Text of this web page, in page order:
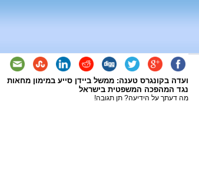
ועדה בקונגרס טענה: ממשל ביידן סייע במימון מחאות
נגד המהפכה המשפטית בישראל
מה דעתך על הידיעה? תן תגובה!